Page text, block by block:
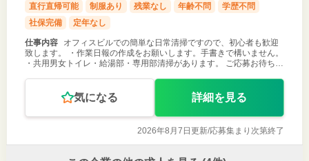
直行直帰可能
制服あり 残業なし 年齢不問
学歴不問
社保完備
定年なし
仕事内容
オフィスビルでの簡単な日常清掃ですので、初心者も歓迎
致します。 ・作業日報の作成をお願いします。手書きで構いません。
・共用男女トイレ・給湯部・専用部清掃があります。 ご応募お待ちし
気になる 詳細を見る
2026年8月7日更新/応募集まり次第終了